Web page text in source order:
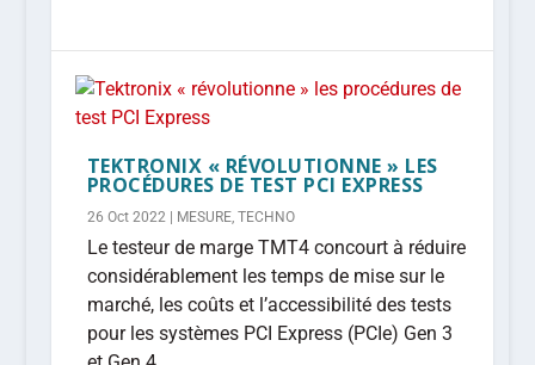
TEKTRONIX « RÉVOLUTIONNE » LES
PROCÉDURES DE TEST PCI EXPRESS
26 Oct 2022| MESURE, TECHNO
Le testeur de marge TMT4 concourt à réduire
considérablement les temps de mise sur le
marché, les coûts et l’accessibilité des tests
pour les systèmes PCI Express (PCIe) Gen 3